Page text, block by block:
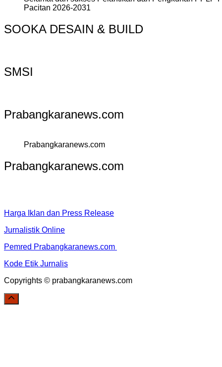
Pacitan 2026-2031
SOOKA DESAIN & BUILD
SMSI
Prabangkaranews.com
Prabangkaranews.com
Prabangkaranews.com
Harga Iklan dan Press Release
Jurnalistik Online
Pemred Prabangkaranews.com
Kode Etik Jurnalis
Copyrights © prabangkaranews.com